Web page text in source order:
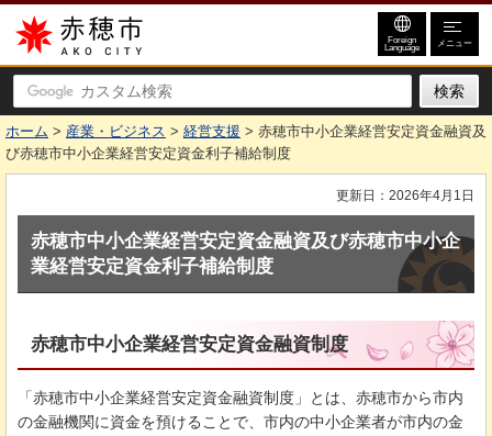
赤穂市
Foreign
Language メニュー
ホーム > 産業・ビジネス > 経営支援 > 赤穂市中小企業経営安定資金融資及
び赤穂市中小企業経営安定資金利子補給制度
更新日：2026年4月1日
赤穂市中小企業経営安定資金融資及び赤穂市中小企
業経営安定資金利子補給制度
赤穂市中小企業経営安定資金融資制度
「赤穂市中小企業経営安定資金融資制度」とは、赤穂市から市内
の金融機関に資金を預けることで、市内の中小企業者が市内の金